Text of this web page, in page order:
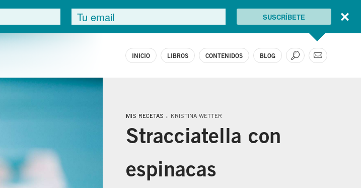
INICIO LIBROS CONTENIDOS BLOG
MIS RECETAS :: KRISTINA WETTER
Stracciatella con
espinacas